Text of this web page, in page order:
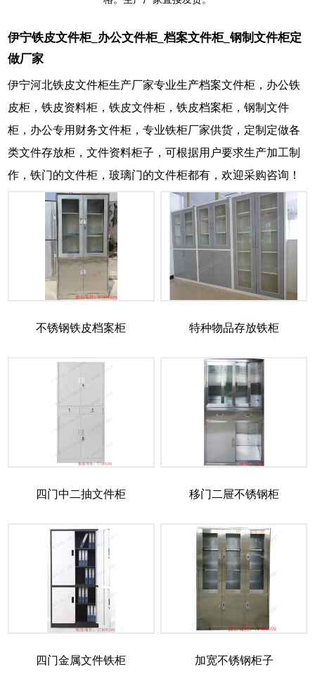
伊宁铁皮文件柜_办公文件柜_档案文件柜_钢制文件柜定
做厂家
伊宁河北铁皮文件柜生产厂家专业生产档案文件柜，办公铁
皮柜，铁皮资料柜，铁皮文件柜，铁皮档案柜，钢制文件
柜，办公专用财务文件柜，专业铁柜厂家供货，定制定做各
类文件存放柜，文件资料柜子，可根据用户要求生产加工制
作，铁门的文件柜，玻璃门的文件柜都有，欢迎采购咨询！
不锈钢铁皮档案柜 特种物品存放铁柜
四门中二抽文件柜 移门二屉不锈钢柜
四门金属文件铁柜 加宽不锈钢柜子